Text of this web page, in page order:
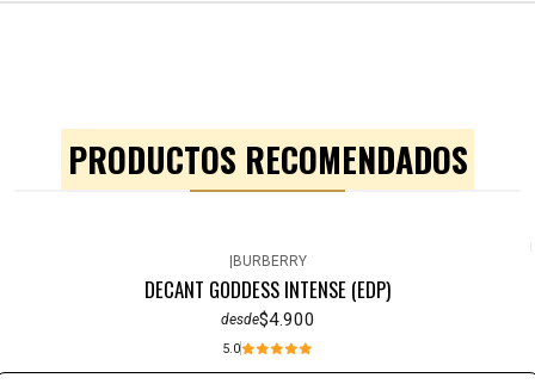
PRODUCTOS RECOMENDADOS
BURBERRY
DECANT GODDESS INTENSE (EDP)
desde$4.900
5.0